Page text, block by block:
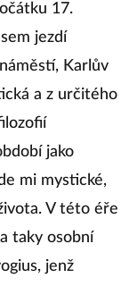
17.
jezdí
Karlův
a z určitého
jako
mi mystické,
V této éře
taky osobní
jenž